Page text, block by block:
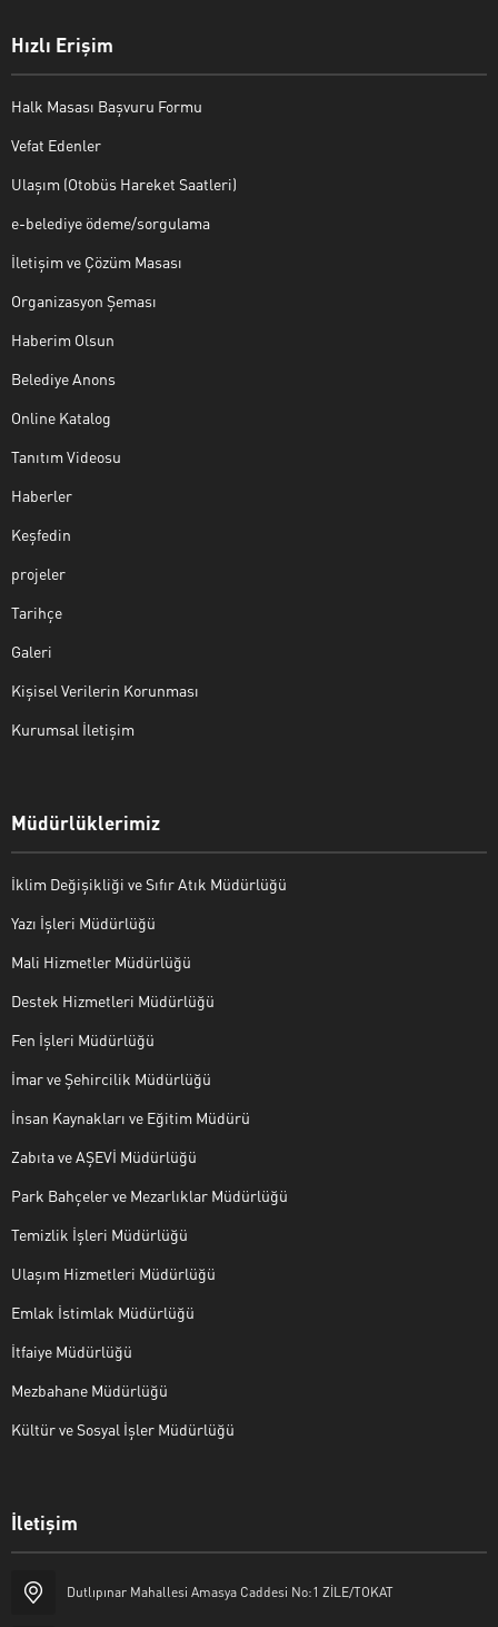
Hızlı Erişim
Halk Masası Başvuru Formu
Vefat Edenler
Ulaşım (Otobüs Hareket Saatleri)
e-belediye ödeme/sorgulama
İletişim ve Çözüm Masası
Organizasyon Şeması
Haberim Olsun
Belediye Anons
Online Katalog
Tanıtım Videosu
Haberler
Keşfedin
projeler
Tarihçe
Galeri
Kişisel Verilerin Korunması
Kurumsal İletişim
Müdürlüklerimiz
İklim Değişikliği ve Sıfır Atık Müdürlüğü
Yazı İşleri Müdürlüğü
Mali Hizmetler Müdürlüğü
Destek Hizmetleri Müdürlüğü
Fen İşleri Müdürlüğü
İmar ve Şehircilik Müdürlüğü
İnsan Kaynakları ve Eğitim Müdürü
Zabıta ve AŞEVİ Müdürlüğü
Park Bahçeler ve Mezarlıklar Müdürlüğü
Temizlik İşleri Müdürlüğü
Ulaşım Hizmetleri Müdürlüğü
Emlak İstimlak Müdürlüğü
İtfaiye Müdürlüğü
Mezbahane Müdürlüğü
Kültür ve Sosyal İşler Müdürlüğü
İletişim
Dutlıpınar Mahallesi Amasya Caddesi No:1 ZİLE/TOKAT